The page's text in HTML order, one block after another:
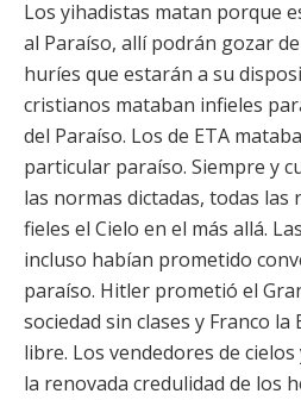
Los yihadistas matan porque
al Paraíso, allí podrán gozar
huríes que estarán a su
cristianos mataban infieles
del Paraíso. Los de ETA
particular paraíso. Siempre y
las normas dictadas, todas
fieles el Cielo en el más allá.
incluso habían prometido
paraíso. Hitler prometió el
sociedad sin clases y Franco
libre. Los vendedores de
la renovada credulidad de los